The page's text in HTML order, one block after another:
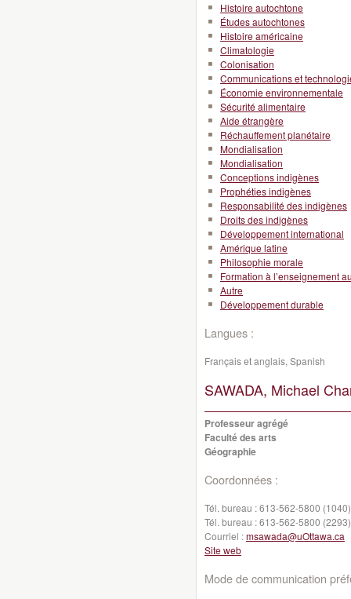
Histoire autochtone
Études autochtones
Histoire américaine
Climatologie
Colonisation
Communications et
Économie environnementale
Sécurité alimentaire
Aide étrangère
Réchauffement planétaire
Mondialisation
Mondialisation
Conceptions indigènes
Prophéties indigènes
Responsabilité des indigènes
Droits des indigènes
Développement international
Amérique latine
Philosophie morale
Formation à l’enseignement
Autre
Développement durable
Langues :
Français et anglais, Spanish
SAWADA, Michael
Professeur agrégé
Faculté des arts
Géographie
Coordonnées :
Tél. bureau :613-562-5800 (1040)
Tél. bureau :613-562-5800 (2293)
Courriel :msawada@uOttawa.ca
Site web
Mode de communication